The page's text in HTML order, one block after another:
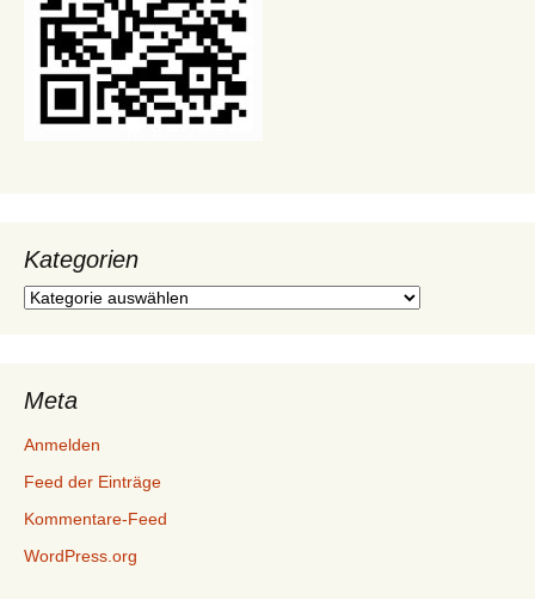
Kategorien
Kategorien
Meta
Anmelden
Feed der Einträge
Kommentare-Feed
WordPress.org